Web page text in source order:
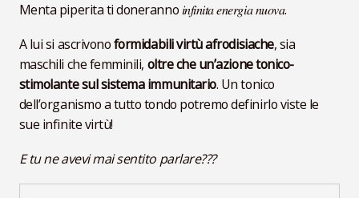
Menta piperita ti doneranno 𝑖𝑛𝑓𝑖𝑛𝑖𝑡𝑎 𝑒𝑛𝑒𝑟𝑔𝑖𝑎 𝑛𝑢𝑜𝑣𝑎.
A lui si ascrivonoformidabili virtù afrodisiache, sia
maschili che femminili, oltre che un’azione tonico-
stimolante sul sistema immunitario. Un tonico
dell’organismo a tutto tondo potremo definirlo viste le
sue infinite virtù!
E tu ne avevi mai sentito parlare???